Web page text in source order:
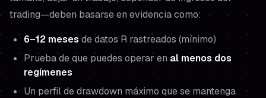
trading—deben basarse en evidencia como:
6–12 meses de datos R rastreados (mínimo)
Prueba de que puedes operar en al menos dos
regímenes
Un perfil de drawdown máximo que se mantenga